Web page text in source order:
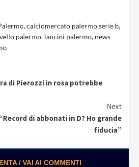
,calciomercato palermo serie b,
palermo, lancini palermo, news
di Pierozzi in rosa potrebbe
Next
di abbonati in D? Ho grande
fiducia”
/ VAI AI COMMENTI